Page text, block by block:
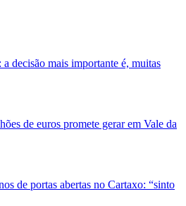
a decisão mais importante é, muitas
de euros promete gerar em Vale da
de portas abertas no Cartaxo: “sinto